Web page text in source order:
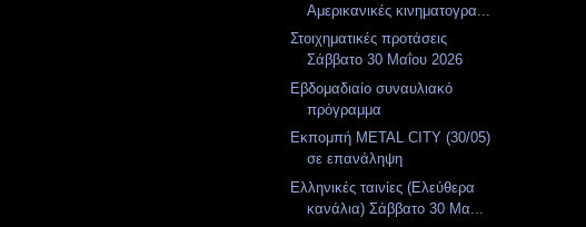
Αμερικανικές κινηματογρα...
Στοιχηματικές προτάσεις
Σάββατο 30 Μαΐου 2026
Εβδομαδιαίο συναυλιακό
πρόγραμμα
Εκπομπή METAL CITY (30/05)
σε επανάληψη
Ελληνικές ταινίες (Ελεύθερα
κανάλια) Σάββατο 30 Μα...